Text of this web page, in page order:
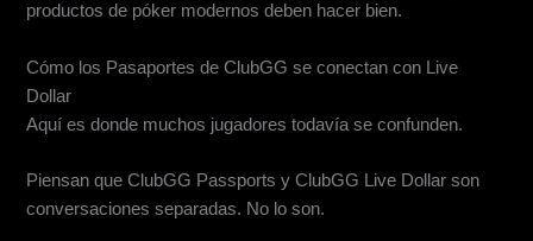
productos de póker modernos deben hacer bien.
Cómo los Pasaportes de ClubGG se conectan con Live
Dollar
Aquí es donde muchos jugadores todavía se confunden.
Piensan que ClubGG Passports y ClubGG Live Dollar son
conversaciones separadas. No lo son.